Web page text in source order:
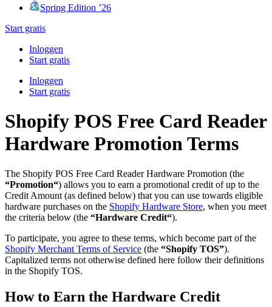
Spring Edition ’26
Start gratis
Inloggen
Start gratis
Inloggen
Start gratis
Shopify POS Free Card Reader
Hardware Promotion Terms
The Shopify POS Free Card Reader Hardware Promotion (the
“Promotion“) allows you to earn a promotional credit of up to the
Credit Amount (as defined below) that you can use towards eligible
hardware purchases on the Shopify Hardware Store, when you meet
the criteria below (the “Hardware Credit“).
To participate, you agree to these terms, which become part of the
Shopify Merchant Terms of Service (the “Shopify TOS”).
Capitalized terms not otherwise defined here follow their definitions
in the Shopify TOS.
How to Earn the Hardware Credit